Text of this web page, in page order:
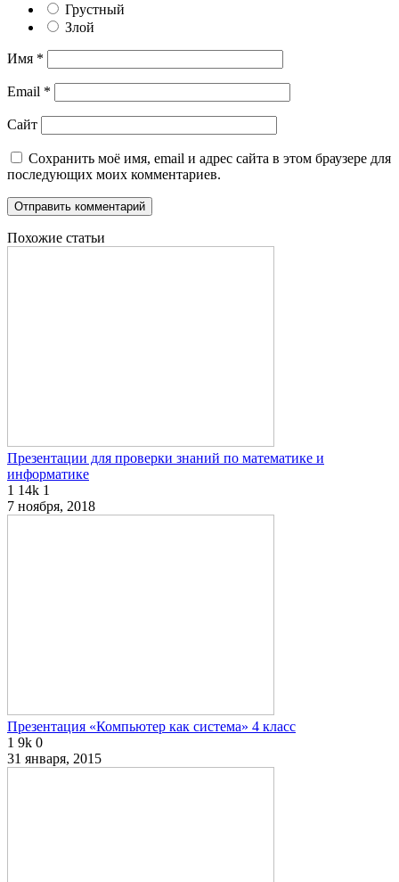
Грустный
Злой
Имя *
Email *
Сайт
Сохранить моё имя, email и адрес сайта в этом браузере для
последующих моих комментариев.
Похожие статьи
Презентации для проверки знаний по математике и
информатике
1 14k 1
7 ноября, 2018
Презентация «Компьютер как система» 4 класс
1 9k 0
31 января, 2015